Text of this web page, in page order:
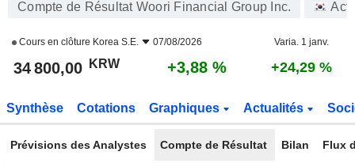
Compte de Résultat Woori Financial Group Inc.
Cours en clôture Korea S.E. 07/08/2026 Varia. 1 janv.
34 800,00 KRW +3,88 % +24,29 %
Synthèse Cotations Graphiques Actualités
Prévisions des Analystes Compte de Résultat Bilan Flux